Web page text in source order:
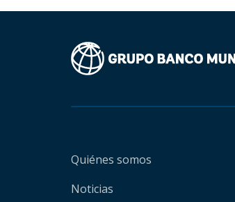
Quiénes somos
Noticias